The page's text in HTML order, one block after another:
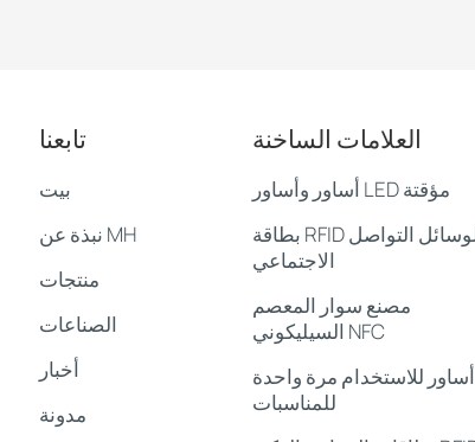
العلامات الساخنة
أساور وأساور LED مؤقتة
بطاقة RFID لوسائل التواصل
الاجتماعي
مصنع سوار المعصم
السيليكوني NFC
أساور للاستخدام مرة واحدة
للمناسبات
تابعنا
بيت
نبذة عن MH
منتجات
الصناعات
أخبار
مدونة